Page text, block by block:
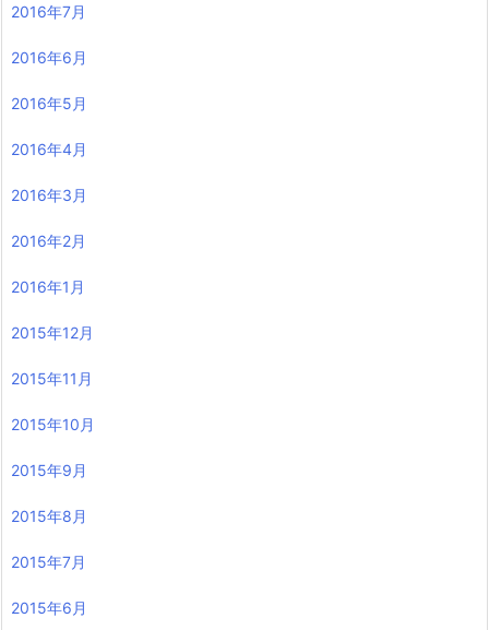
2016年7月
2016年6月
2016年5月
2016年4月
2016年3月
2016年2月
2016年1月
2015年12月
2015年11月
2015年10月
2015年9月
2015年8月
2015年7月
2015年6月